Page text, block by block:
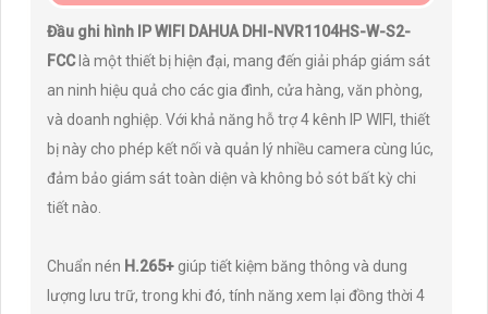
Đầu ghi hình IP WIFI DAHUA DHI-NVR1104HS-W-S2-
FCClà một thiết bị hiện đại, mang đến giải pháp giám sát
an ninh hiệu quả cho các gia đình, cửa hàng, văn phòng,
và doanh nghiệp. Với khả năng hỗ trợ 4 kênh IP WIFI, thiết
bị này cho phép kết nối và quản lý nhiều camera cùng lúc,
đảm bảo giám sát toàn diện và không bỏ sót bất kỳ chi
tiết nào.
Chuẩn nén H.265+ giúp tiết kiệm băng thông và dung
lượng lưu trữ, trong khi đó, tính năng xem lại đồng thời 4